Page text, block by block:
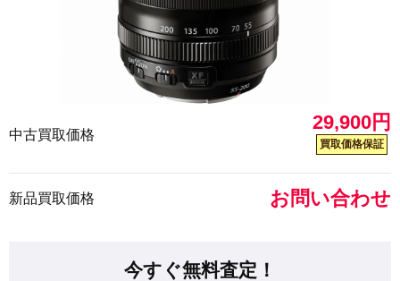
中古買取価格
29,900円
買取価格保証
新品買取価格 お問い合わせ
今すぐ無料査定！